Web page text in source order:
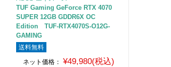
TUF Gaming GeForce RTX 4070
SUPER 12GB GDDR6X OC
Edition TUF-RTX4070S-O12G-
GAMING
送料無料
ネット価格： ¥49,980(税込)